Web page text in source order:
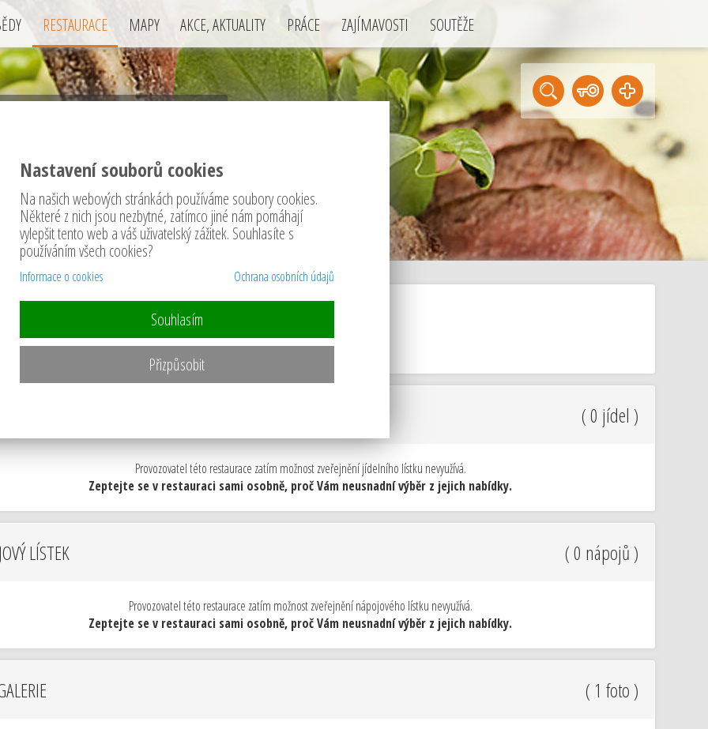
RESTAURACE MAPY AKCE, AKTUALITY PRÁCE ZAJÍMAVOSTI SOUTĚŽE
Příbram
( 0 jídel )
Provozovatel této restaurace zatím možnost zveřejnění jídelního lístku nevyužívá.
Zeptejte se v restauraci sami osobně, proč Vám neusnadní výběr z jejich nabídky.
LÍSTEK ( 0 nápojů )
Provozovatel této restaurace zatím možnost zveřejnění nápojového lístku nevyužívá.
Zeptejte se v restauraci sami osobně, proč Vám neusnadní výběr z jejich nabídky.
( 1 foto )
Nastavení souborů cookies
Na našich webových stránkách používáme soubory cookies.
Některé z nich jsou nezbytné, zatímco jiné nám pomáhají
vylepšit tento web a váš uživatelský zážitek. Souhlasíte s
používáním všech cookies?
Informace o cookies Ochrana osobních údajů
Souhlasím
Přizpůsobit